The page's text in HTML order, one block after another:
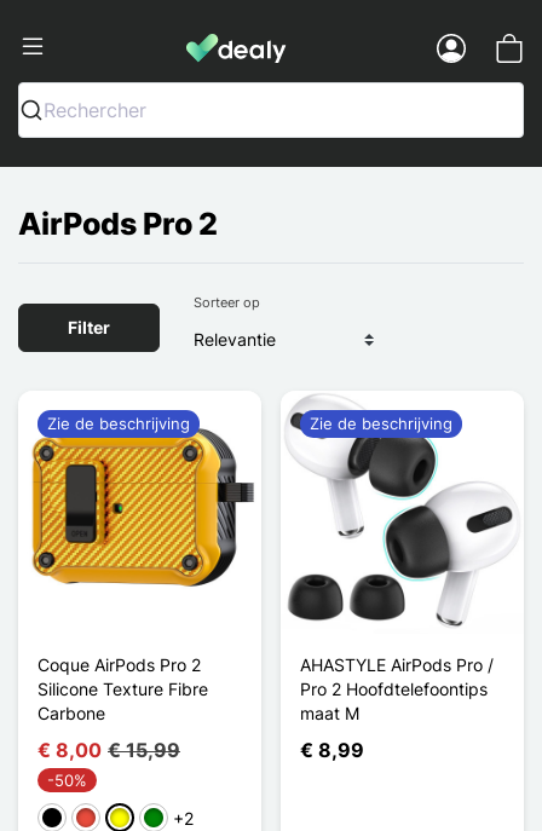
Dealy - Telefoonhoesjes en
Rechercher
AirPods Pro 2
Filter
Sorteer op
Coque AirPods Pro 2
Silicone Texture Fibre
Carbone
€ 8,00 € 15,99
-50%
ZwartRoodGeelGroen
+2
Zie de beschrijving
AHASTYLE AirPods Pro /
Pro 2 Hoofdtelefoontips
maat M
€ 8,99
Zie de beschrijving